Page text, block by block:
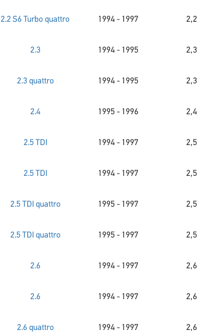
2.2 S6 Turbo quattro 1994 - 1997 2,2
2.3 1994 - 1995 2,3
2.3 quattro 1994 - 1995 2,3
2.4 1995 - 1996 2,4
2.5 TDI 1994 - 1997 2,5
2.5 TDI 1994 - 1997 2,5
2.5 TDI quattro 1995 - 1997 2,5
2.5 TDI quattro 1995 - 1997 2,5
2.6 1994 - 1997 2,6
2.6 1994 - 1997 2,6
2.6 quattro 1994 - 1997 2,6